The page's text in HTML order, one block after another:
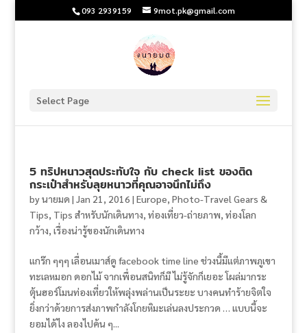
093 2939159 9mot.pk@gmail.com
Select Page
5 ทริปหนาวสุดประทับใจ กับ check list ของติด
กระเป๋าสำหรับลุยหนาวที่คุณอาจนึกไม่ถึง
byนายมด | Jan 21, 2016 | Europe, Photo-Travel Gears &
Tips, Tips สำหรับนักเดินทาง, ท่องเที่ยว-ถ่ายภาพ, ท่องโลก
กว้าง, เรื่องน่ารู้ของนักเดินทาง
แกร๊ก ๆๆๆ เลื่อนเมาส์ดู facebook time line ช่วงนี้มีแต่ภาพภูเขา
ทะเลหมอก ดอกไม้ จากเพื่อนสนิทก็มี ไม่รู้จักก็เยอะ โผล่มากระ
ตุ้นฮอร์โมนท่องเที่ยวให้พลุ่งพล่านเป็นระยะ บางคนทำร้ายจิตใจ
ยิ่งกว่าด้วยการส่งภาพกำลังโกยหิมะเล่นลงประกวด … แบบนี้จะ
ยอมได้ไง ลองไปค้น ๆ...